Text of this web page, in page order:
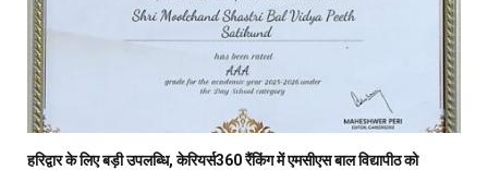
हरिद्वार के लिए बड़ी उपलब्धि, केरियर्स360 रैंकिंग में एमसीएस बाल विद्यापीठ को